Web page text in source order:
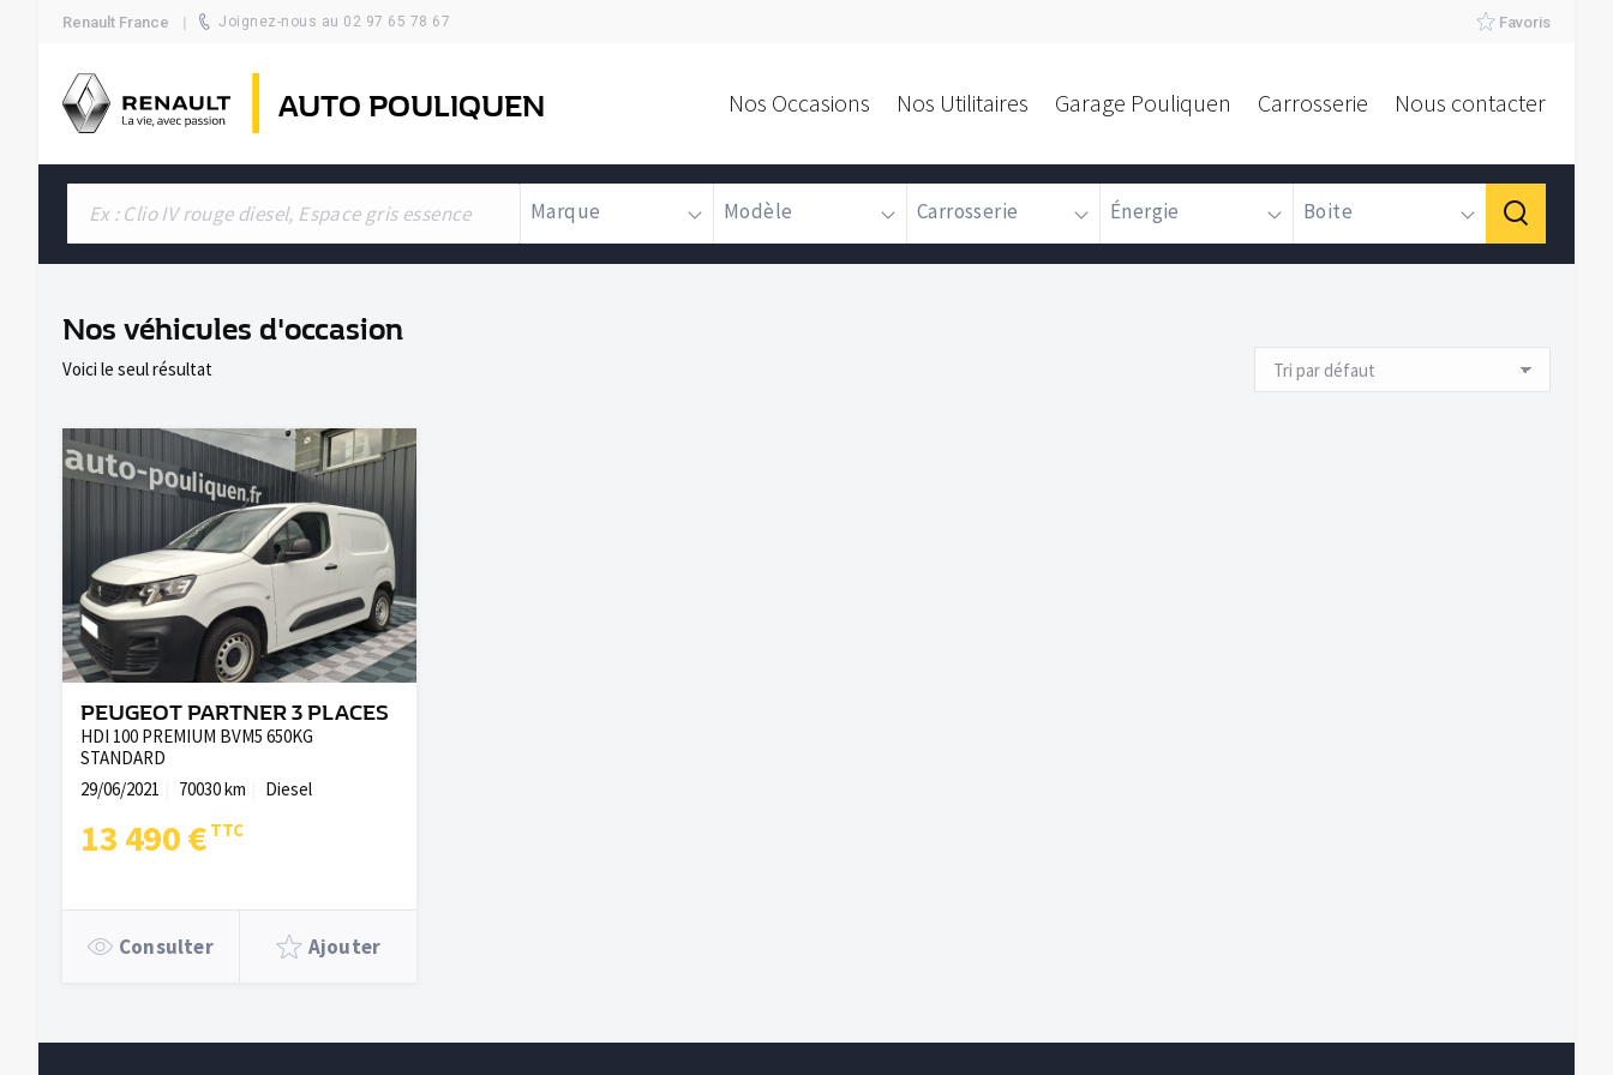
Renault France Joignez-nous au 02 97 65 78 67 Favoris
AUTO POULIQUEN Nos Occasions Nos Utilitaires Garage Pouliquen Carrosserie Nous contacter
Marque Modèle Carrosserie Énergie Boite
Nos véhicules d'occasion
Voici le seul résultat
PEUGEOT PARTNER 3 PLACES
HDI 100 PREMIUM BVM5 650KG
STANDARD
29/06/2021
70030 km Diesel
13 490 €
Consulter Ajouter